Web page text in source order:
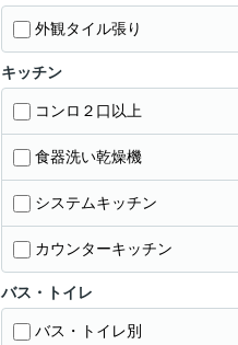
外観タイル張り
キッチン
コンロ２口以上
食器洗い乾燥機
システムキッチン
カウンターキッチン
バス・トイレ
バス・トイレ別